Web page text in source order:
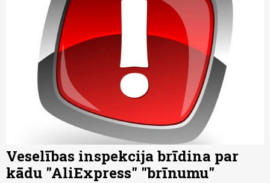
Veselības inspekcija brīdina par
kādu "AliExpress" "brīnumu"